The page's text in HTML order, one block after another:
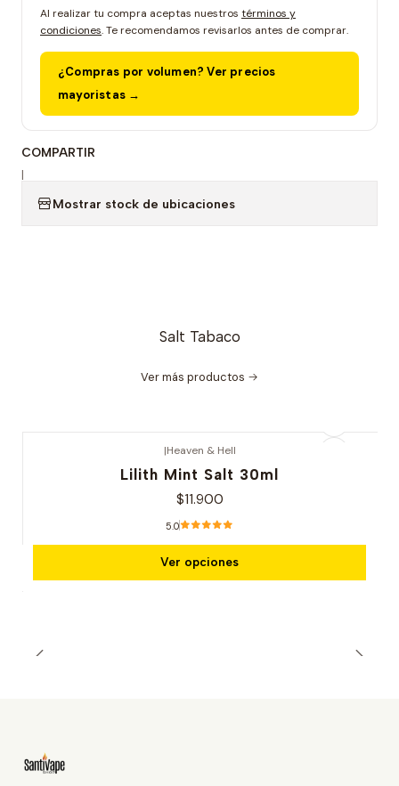
Al realizar tu compra aceptas nuestros términos y
condiciones. Te recomendamos revisarlos antes de comprar.
¿Compras por volumen? Ver precios
mayoristas →
COMPARTIR
|
Mostrar stock de ubicaciones
Salt Tabaco
Ver más productos
|Heaven & Hell
Lilith Mint Salt 30ml
$11.900
5.0
Ver opciones